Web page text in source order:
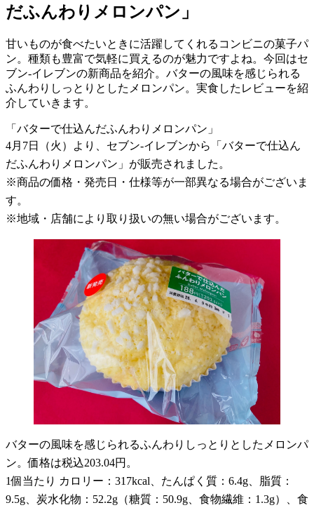
だふんわりメロンパン」
甘いものが食べたいときに活躍してくれるコンビニの菓子パ
ン。種類も豊富で気軽に買えるのが魅力ですよね。今回はセ
ブン-イレブンの新商品を紹介。バターの風味を感じられる
ふんわりしっとりとしたメロンパン。実食したレビューを紹
介していきます。
「バターで仕込んだふんわりメロンパン」
4月7日（火）より、セブン-イレブンから「バターで仕込ん
だふんわりメロンパン」が販売されました。
※商品の価格・発売日・仕様等が一部異なる場合がございま
す。
※地域・店舗により取り扱いの無い場合がございます。
バターの風味を感じられるふんわりしっとりとしたメロンパ
ン。価格は税込203.04円。
1個当たり カロリー：317kcal、たんぱく質：6.4g、脂質：
9.5g、炭水化物：52.2g（糖質：50.9g、食物繊維：1.3g）、食